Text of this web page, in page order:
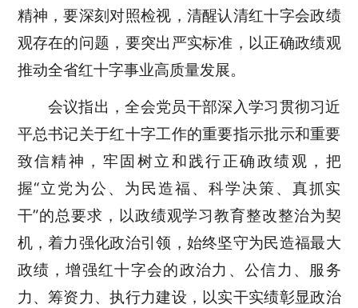
精神 ，要深刻对照检视， 清醒认清红十字会政绩
观存在的问题 ， 要突出严实标准，以正确政绩观
推动全省红十字事业高质量发展。
会议指出，全会党员干部深入学习贯彻习近
平总书记关于红十字工作的重要指示批示和重要
致信精神，牢固树立和践行正确政绩观，把
握“立党为公、为民造福、科学决策、真抓实
干”的总要求， 以政绩观学习教育整改整治为契
机，着力强化政治引领， 始终坚守为民造福最大
政绩 ，增强红十字会的政治力、公信力、服务
力、筹资力、执行力建设 ， 以实干实绩彰显政治